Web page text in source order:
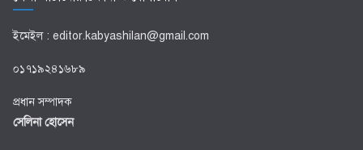
ইমেইল : editor.kabyashilan@gmail.com
০১৭১৯২৪১৬৮৯
প্রধান সম্পাদক
সেলিনা হোসেন